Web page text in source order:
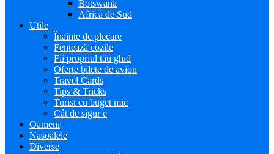
Botswana
Africa de Sud
Utile
Înainte de plecare
Fentează cozile
Fii propriul tău ghid
Oferte bilete de avion
Travel Cards
Tips & Tricks
Turist cu buget mic
Cât de sigur e
Oameni
Nasoalele
Diverse